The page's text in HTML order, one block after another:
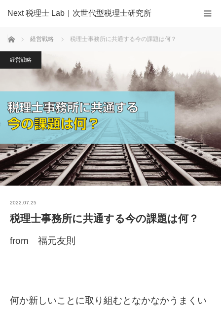
Next 税理士 Lab｜次世代型税理士研究所
ホーム 経営戦略 税理士事務所に共通する今の課題は何？
経営戦略
2022.07.25
税理士事務所に共通する今の課題は何？
from 福元友則
何か新しいことに取り組むとなかなかうまくい